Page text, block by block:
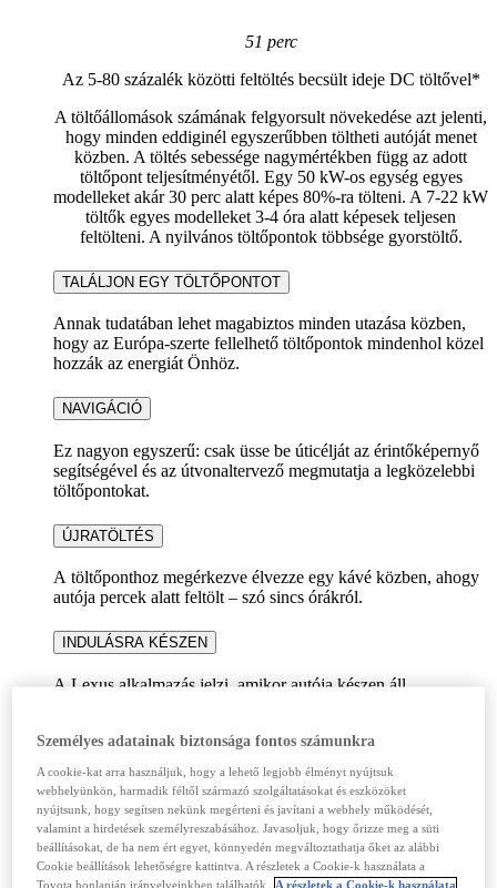
51 perc
Az 5-80 százalék közötti feltöltés becsült ideje DC töltővel*
A töltőállomások számának felgyorsult növekedése azt jelenti,
hogy minden eddiginél egyszerűbben töltheti autóját menet
közben. A töltés sebessége nagymértékben függ az adott
töltőpont teljesítményétől. Egy 50 kW-os egység egyes
modelleket akár 30 perc alatt képes 80%-ra tölteni. A 7-22 kW
töltők egyes modelleket 3-4 óra alatt képesek teljesen
feltölteni. A nyilvános töltőpontok többsége gyorstöltő.
TALÁLJON EGY TÖLTŐPONTOT
Annak tudatában lehet magabiztos minden utazása közben,
hogy az Európa-szerte fellelhető töltőpontok mindenhol közel
hozzák az energiát Önhöz.
NAVIGÁCIÓ
Ez nagyon egyszerű: csak üsse be úticélját az érintőképernyő
segítségével és az útvonaltervező megmutatja a legközelebbi
töltőpontokat.
ÚJRATÖLTÉS
A töltőponthoz megérkezve élvezze egy kávé közben, ahogy
autója percek alatt feltölt – szó sincs órákról.
INDULÁSRA KÉSZEN
A Lexus alkalmazás jelzi, amikor autója készen áll
GYORSTÖLTŐ TECHNOLÓGIA
Jelenleg több mint 150 000 töltőpont van az EU-ban, és ez 5
éven belül előreláthatólag 2 millióra fog növekedni. Míg
egyes nyilvános töltőpontok „nyílt hozzáférést” biztosítanak,
vagyis a használat ingyenes, a legtöbb hálózati szolgáltatóhoz
tartozik, így a töltés indításához szükség lehet kártyára vagy
Személyes adatainak biztonsága fontos számunkra
A cookie-kat arra használjuk, hogy a lehető legjobb élményt nyújtsuk
webhelyünkön, harmadik féltől származó szolgáltatásokat és eszközöket
nyújtsunk, hogy segítsen nekünk megérteni és javítani a webhely működését,
valamint a hirdetések személyreszabásához. Javasoljuk, hogy őrizze meg a süti
beállításokat, de ha nem ért egyet, könnyedén megváltoztathatja őket az alábbi
Cookie beállítások lehetőségre kattintva. A részletek a Cookie-k használata a
Toyota honlapján irányelveinkben találhatók. A részletek a Cookie-k használata